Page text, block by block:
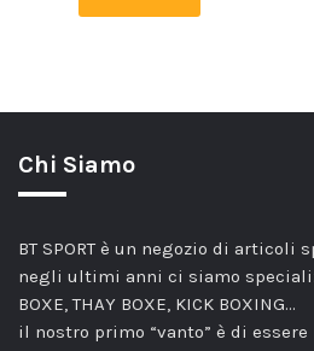
Chi Siamo
BT SPORT è un negozio di articoli
negli ultimi anni ci siamo
BOXE, THAY BOXE, KICK BOXING…
il nostro primo “vanto” è di